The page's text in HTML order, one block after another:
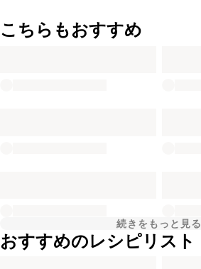
こちらもおすすめ
続きをもっと見る
おすすめのレシピリスト